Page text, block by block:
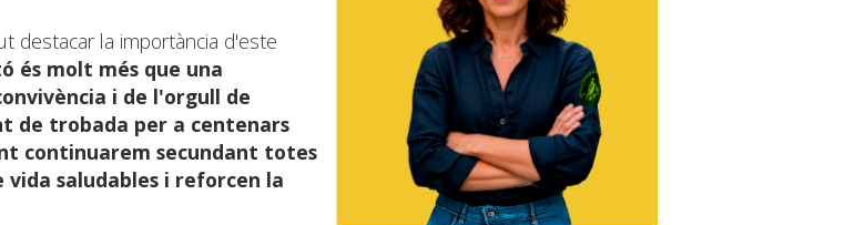
destacar la importància d'este
és molt més que una
i de l'orgull de
de trobada per a centenars
continuarem secundant totes
saludables i reforcen la